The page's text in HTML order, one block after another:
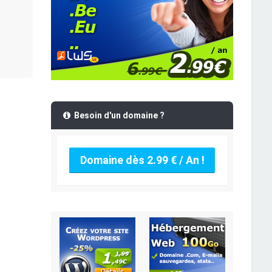
Besoin d'un domaine ?
Domaine dès 2.99 € / An !